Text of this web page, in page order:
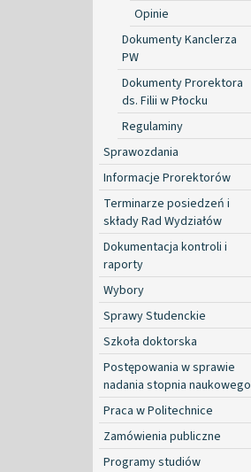
Opinie
Dokumenty Kanclerza
PW
Dokumenty Prorektora
ds. Filii w Płocku
Regulaminy
Sprawozdania
Informacje Prorektorów
Terminarze posiedzeń i
składy Rad Wydziałów
Dokumentacja kontroli i
raporty
Wybory
Sprawy Studenckie
Szkoła doktorska
Postępowania w sprawie
nadania stopnia naukowego
Praca w Politechnice
Zamówienia publiczne
Programy studiów